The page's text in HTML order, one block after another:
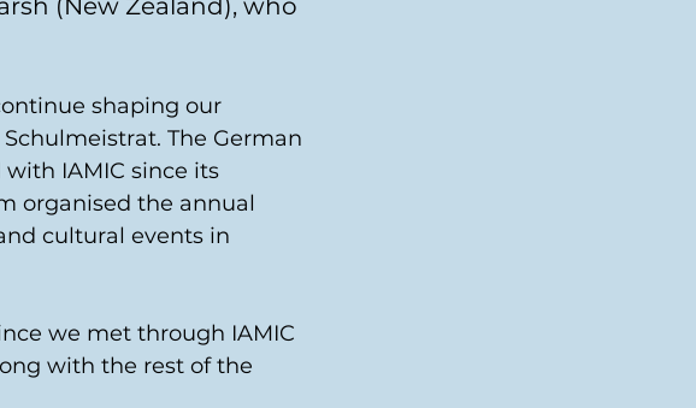
(New Zealand), who
shaping our
The German
IAMIC since its
organised the annual
cultural events in
we met through IAMIC
with the rest of the